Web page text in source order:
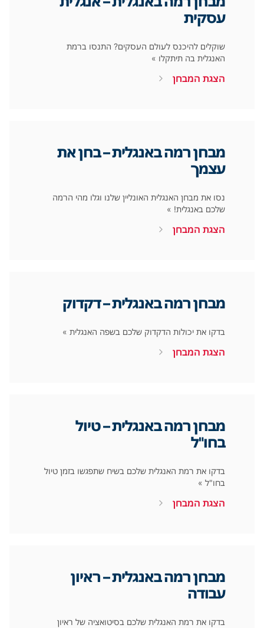
עסקית
שוקלים להיכנס לעולם העסקים? התנסו ברמת
האנגלית בה תיתקלו »
הצגת המבחן
מבחן רמה באנגלית – בחן את
עצמך
נסו את מבחן האנגלית האונליין שלנו וגלו מהי הרמה
שלכם באנגלית! »
הצגת המבחן
מבחן רמה באנגלית – דקדוק
בדקו את יכולות הדקדוק שלכם בשפה האנגלית »
הצגת המבחן
מבחן רמה באנגלית – טיול
בחו"ל
בדקו את רמת האנגלית שלכם בשיח שתפגשו בזמן טיול
בחו"ל »
הצגת המבחן
מבחן רמה באנגלית – ראיון
עבודה
בדקו את רמת האנגלית שלכם בסיטואציה של ראיון